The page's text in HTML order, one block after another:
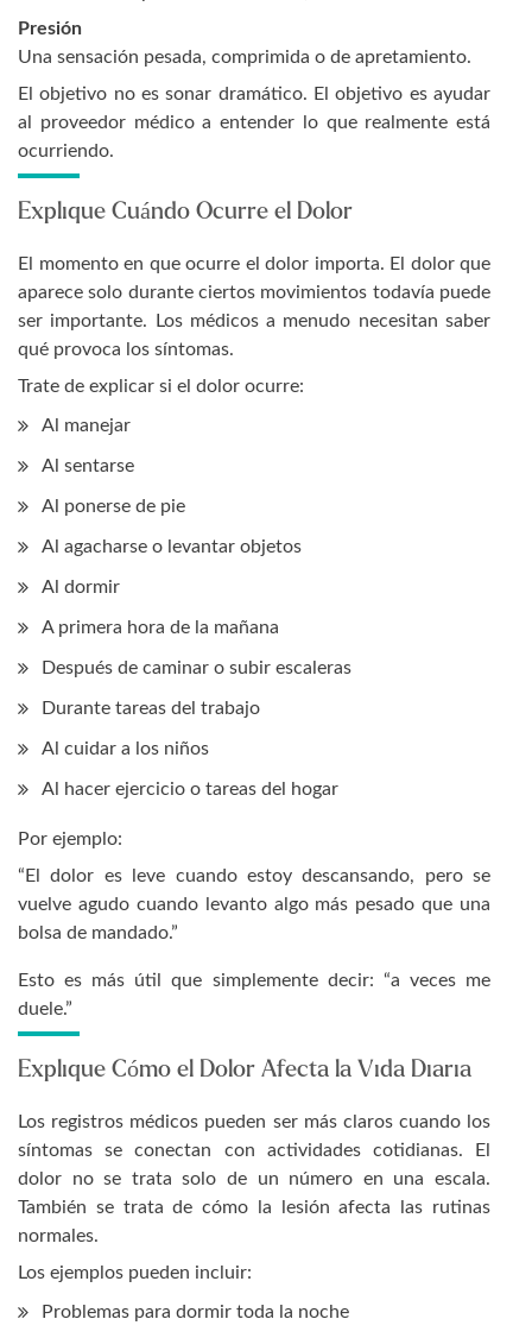
Presión
Una sensación pesada, comprimida o de apretamiento.
El objetivo no es sonar dramático. El objetivo es ayudar
al proveedor médico a entender lo que realmente está
ocurriendo.
Explique Cuándo Ocurre el Dolor
El momento en que ocurre el dolor importa. El dolor que
aparece solo durante ciertos movimientos todavía puede
ser importante. Los médicos a menudo necesitan saber
qué provoca los síntomas.
Trate de explicar si el dolor ocurre:
Al manejar
Al sentarse
Al ponerse de pie
Al agacharse o levantar objetos
Al dormir
A primera hora de la mañana
Después de caminar o subir escaleras
Durante tareas del trabajo
Al cuidar a los niños
Al hacer ejercicio o tareas del hogar
Por ejemplo:
“El dolor es leve cuando estoy descansando, pero se
vuelve agudo cuando levanto algo más pesado que una
bolsa de mandado.”
Esto es más útil que simplemente decir: “a veces me
duele.”
Explique Cómo el Dolor Afecta la Vida Diaria
Los registros médicos pueden ser más claros cuando los
síntomas se conectan con actividades cotidianas. El
dolor no se trata solo de un número en una escala.
También se trata de cómo la lesión afecta las rutinas
normales.
Los ejemplos pueden incluir:
Problemas para dormir toda la noche